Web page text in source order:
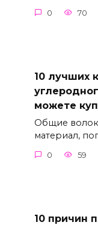
0 70
10 лучших
можете
Общие
материал,
0 59
10 причин